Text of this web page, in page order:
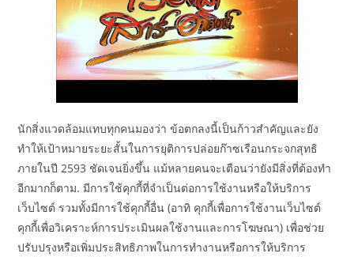
นักสิ่งแวดล้อมแทบทุกคนมองว่า ข้อตกลงนี้เป็นก้าวสำคัญและยัง
ทำให้เป้าหมายระยะสั้นในการยุติการปล่อยก๊าซเรือนกระจกสุทธิ
ภายในปี 2593 ชัดเจนยิ่งขึ้น แม้หลายคนจะเตือนว่ายังมีสิ่งที่ต้องทำ
อีกมากก็ตาม. มีการใช้คุกกี้ที่จำเป็นต่อการใช้งานหรือให้บริการ
เว็บไซต์ รวมทั้งมีการใช้คุกกี้อื่น (อาทิ คุกกี้เพื่อการใช้งานเว็บไซต์
คุกกี้เพื่อวิเคราะห์การประเมินผลใช้งานและการโฆษณา) เพื่อช่วย
ปรับปรุงหรือเพิ่มประสิทธิภาพในการทำงานหรือการให้บริการ